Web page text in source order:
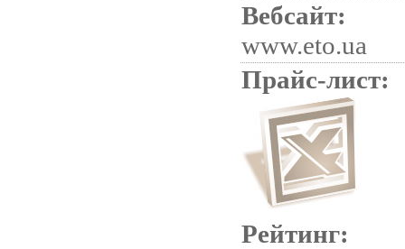
Вебсайт:
www.eto.ua
Прайс-лист:
Рейтинг: